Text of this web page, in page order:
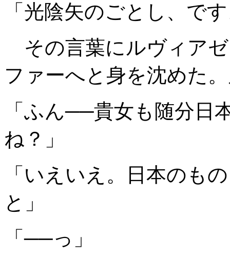
「光陰矢のごとし、で
その言葉にルヴィア
ファーへと身を沈めた
「ふん──貴女も随分日
ね？」
「いえいえ。日本のも
と」
「──っ」